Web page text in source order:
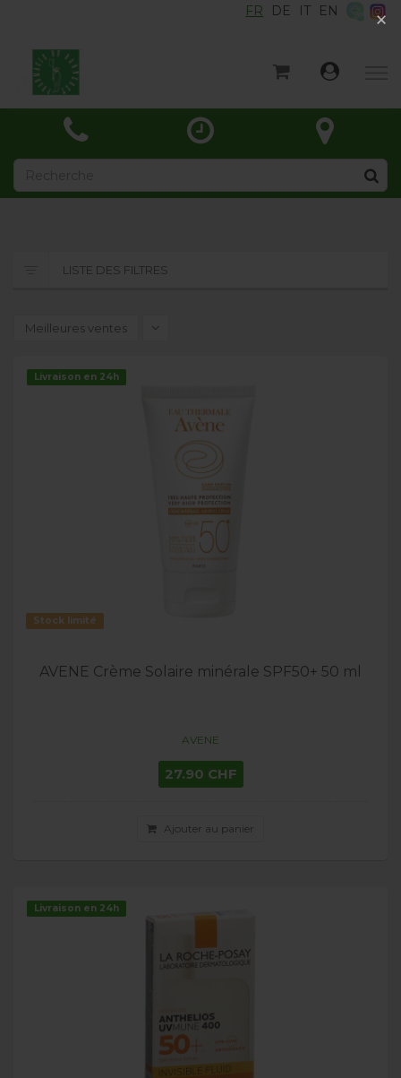
×
FR DE IT EN
×
Accueil
Catégories
Actualités
À propos
LISTE DES FILTRES
Meilleures ventes
Livraison en 24h
Stock limité
AVENE Crème Solaire minérale SPF50+ 50 ml
AVENE
27.90 CHF
Ajouter au panier
Livraison en 24h